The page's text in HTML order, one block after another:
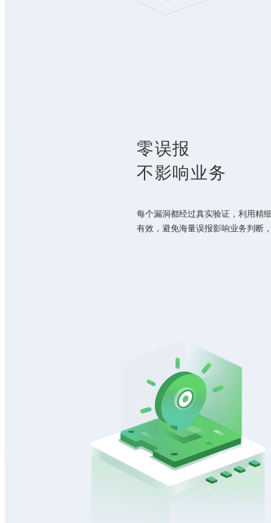
零误报
不影响业务
每个漏洞都经过真实验证，利用精
有效，避免海量误报影响业务判断